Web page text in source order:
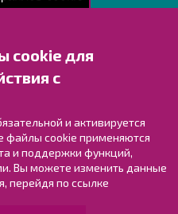
cookie для
с
и активируется
файлы cookie применяются
и поддержки функций,
Вы можете изменить данные
перейдя по ссылке
с нами!
отзыв
персонала